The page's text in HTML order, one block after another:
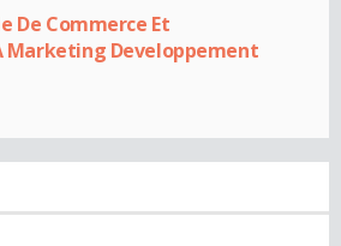
De Commerce Et
Marketing Developpement